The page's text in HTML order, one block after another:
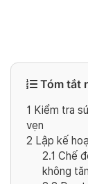
Tóm tắt
1 Kiểm tra
vẹn
2 Lập kế
2.1 Chế
không